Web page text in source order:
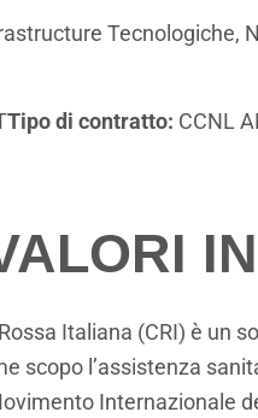
Tecnologiche,
Tipo di contratto: CCNL
Italiana (CRI) è
scopo l’assistenza
Internazionale